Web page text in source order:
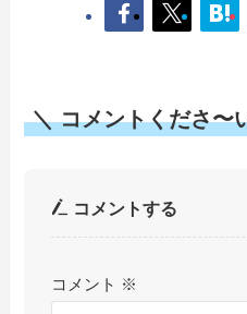
＼ コメントくださ〜
コメントする
コメント ※